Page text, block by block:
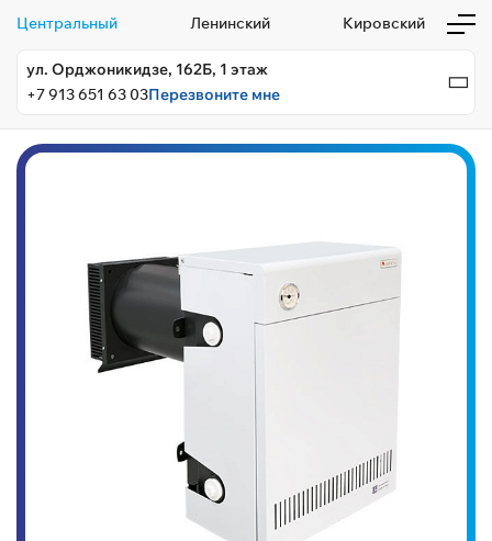
Центральный Ленинский Кировский
ул. Орджоникидзе, 162Б, 1 этаж
+7 913 651 63 03Перезвоните мне